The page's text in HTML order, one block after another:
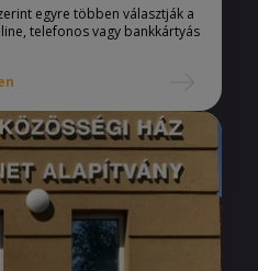
egyre többen választják a
telefonos vagy bankkártyás